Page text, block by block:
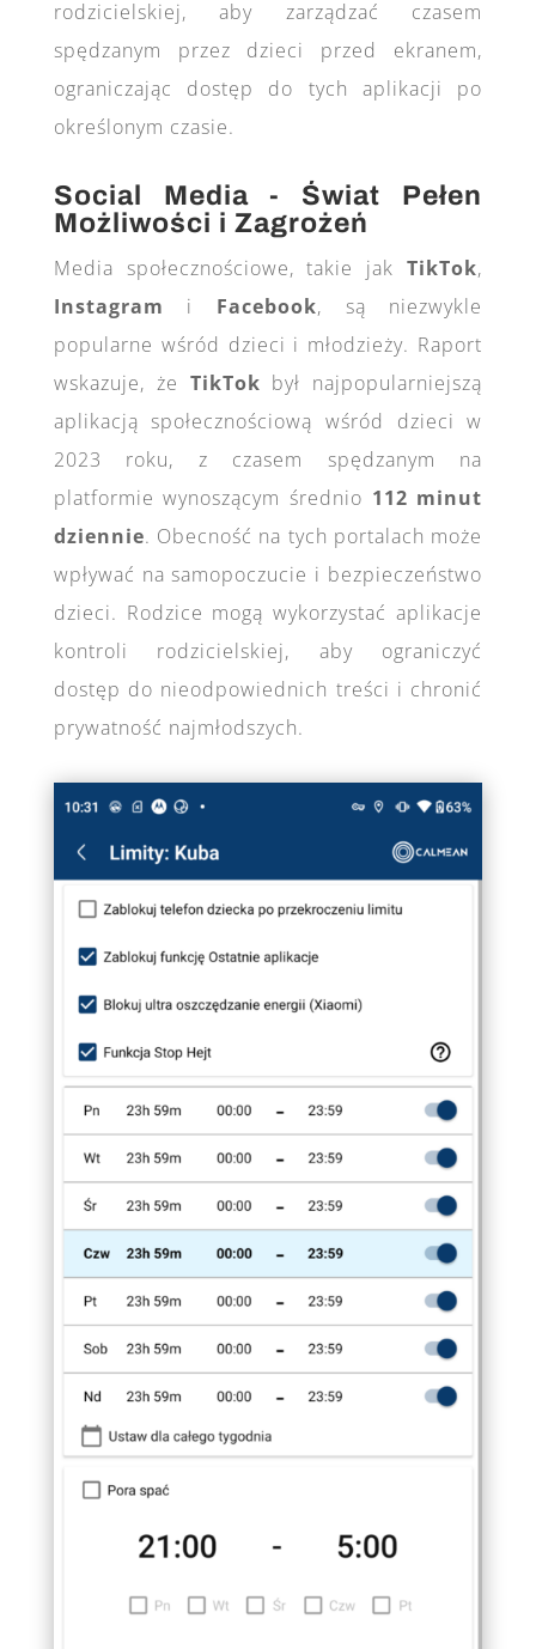
rodzicielskiej, aby zarządzać czasem
spędzanym przez dzieci przed ekranem,
ograniczając dostęp do tych aplikacji po
określonym czasie.
Social Media - Świat Pełen
Możliwości i Zagrożeń
Media społecznościowe, takie jakTikTok,
Instagram i Facebook, są niezwykle
popularne wśród dzieci i młodzieży. Raport
wskazuje, że TikTok był najpopularniejszą
aplikacją społecznościową wśród dzieci w
2023 roku, z czasem spędzanym na
platformie wynoszącym średnio 112 minut
dziennie​. Obecność na tych portalach może
wpływać na samopoczucie i bezpieczeństwo
dzieci. Rodzice mogą wykorzystać aplikacje
kontroli rodzicielskiej, aby ograniczyć
dostęp do nieodpowiednich treści i chronić
prywatność najmłodszych.